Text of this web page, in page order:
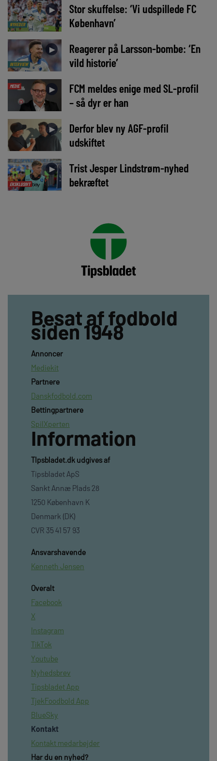
NYHEDER
►
Stor skuffelse: ‘Vi udspillede FC
København’
INTERVIEW
►
Reagerer på Larsson-bombe: ‘En
vild historie’
MEDIE ►
FCM meldes enige med SL-profil
– så dyr er han
►
Derfor blev ny AGF-profil
udskiftet
EKSKLUSIVT
►
Trist Jesper Lindstrøm-nyhed
bekræftet
Besat af fodbold
siden 1948
Annoncer
Mediekit
Partnere
Danskfodbold.com
Bettingpartnere
SpilXperten
Information
TIpsbladet.dk udgives af
Tipsbladet ApS
Sankt Annæ Plads 28
1250 København K
Denmark (DK)
CVR 35 41 57 93
Ansvarshavende
Kenneth Jensen
Overalt
Facebook
X
Instagram
TikTok
Youtube
Nyhedsbrev
Tipsbladet App
TjekFoodbold App
BlueSky
Kontakt
Kontakt medarbejder
Har du en nyhed?